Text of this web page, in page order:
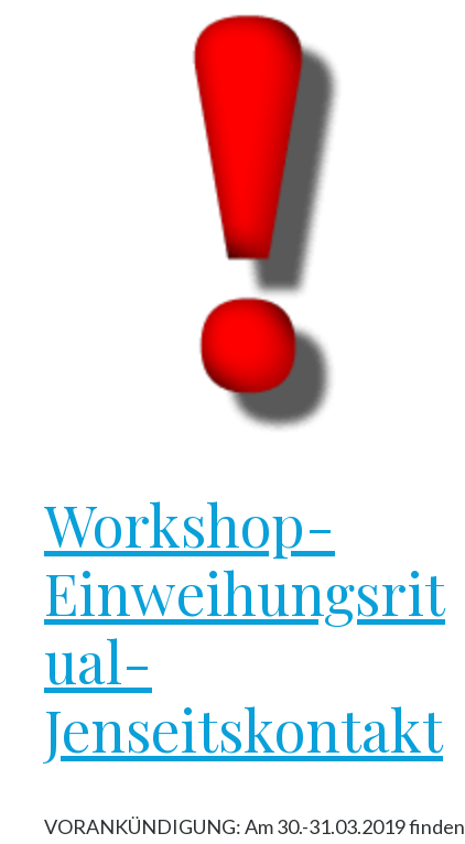
Workshop-
Einweihungsrit
ual-
Jenseitskontakt
VORANKÜNDIGUNG: Am 30.-31.03.2019 finden